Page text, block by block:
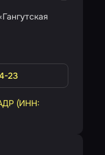
23
(ИНН: